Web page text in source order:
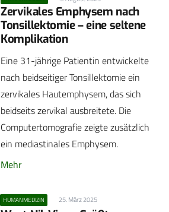
Zervikales Emphysem nach
Tonsillektomie – eine seltene
Komplikation
Eine 31-jährige Patientin entwickelte
nach beidseitiger Tonsillektomie ein
zervikales Hautemphysem, das sich
beidseits zervikal ausbreitete. Die
Computertomografie zeigte zusätzlich
ein mediastinales Emphysem.
Mehr
HUMANMEDIZIN 25. März 2025